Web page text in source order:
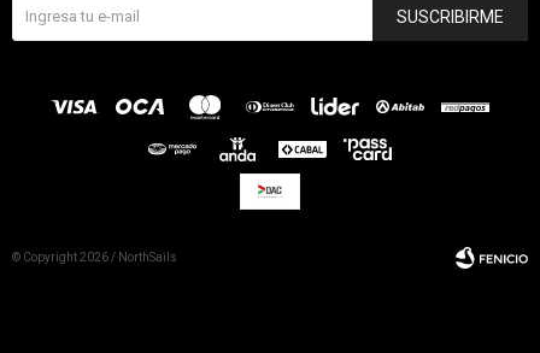
SUSCRIBIRME
© Copyright 2026 / NorthSails